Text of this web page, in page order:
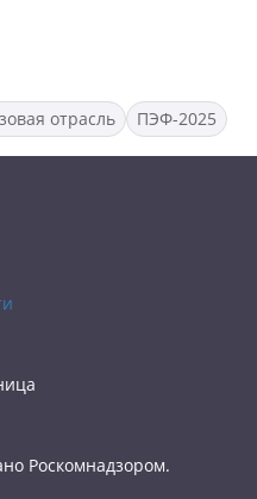
отрасль ПЭФ-2025
Роскомнадзором.